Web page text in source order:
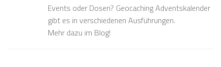
Events oder Dosen? Geocaching Adventskalender
gibt es in verschiedenen Ausführungen.
Mehr dazu im Blog!